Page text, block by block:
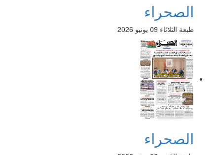
الصحراء
طبعة الثلاثاء 09 يونيو 2026
الصحراء